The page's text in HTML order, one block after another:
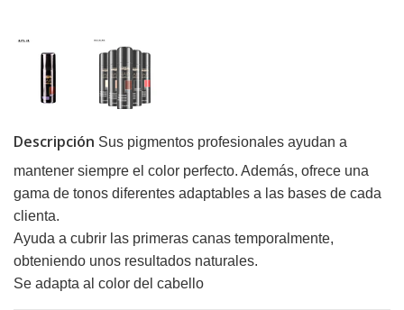
Descripción Sus pigmentos profesionales ayudan a
mantener siempre el color perfecto. Además, ofrece una
gama de tonos diferentes adaptables a las bases de cada
clienta.
Ayuda a cubrir las primeras canas temporalmente,
obteniendo unos resultados naturales.
Se adapta al color del cabello